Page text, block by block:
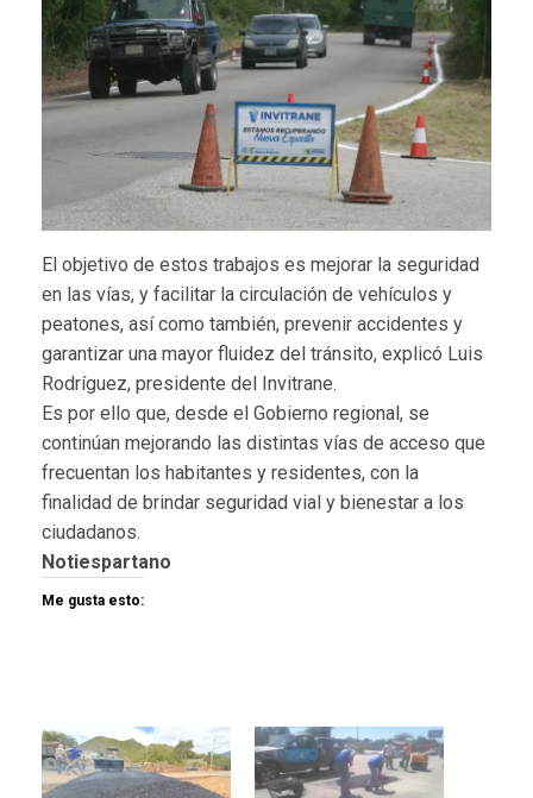
El objetivo de estos trabajos es mejorar la seguridad
en las vías, y facilitar la circulación de vehículos y
peatones, así como también, prevenir accidentes y
garantizar una mayor fluidez del tránsito, explicó Luis
Rodríguez, presidente del Invitrane.
Es por ello que, desde el Gobierno regional, se
continúan mejorando las distintas vías de acceso que
frecuentan los habitantes y residentes, con la
finalidad de brindar seguridad vial y bienestar a los
ciudadanos.
Notiespartano
Me gusta esto: